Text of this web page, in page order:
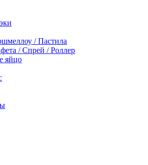
/ Пастила
/ Спрей / Роллер
яйцо